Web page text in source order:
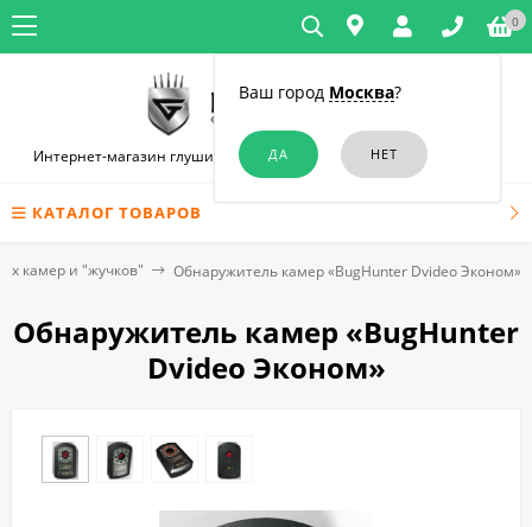
Ваш город Москва?
0
Интернет-магазин глушилок связи и диктофонов в Новосибирске
КАТАЛОГ ТОВАРОВ
камер и "жучков" Обнаружитель камер «BugHunter Dvideo Эконом»
Обнаружитель камер «BugHunter
Dvideo Эконом»